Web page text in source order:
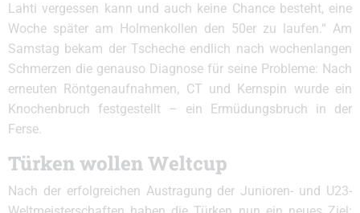
Lahti vergessen kann und auch keine Chance besteht, eine
Woche später am Holmenkollen den 50er zu laufen.“ Am
Samstag bekam der Tscheche endlich nach wochenlangen
Schmerzen die genauso Diagnose für seine Probleme: Nach
erneuten Röntgenaufnahmen, CT und Kernspin wurde ein
Knochenbruch festgestellt – ein Ermüdungsbruch in der
Ferse.
Türken wollen Weltcup
Nach der erfolgreichen Austragung der Junioren- und U23-